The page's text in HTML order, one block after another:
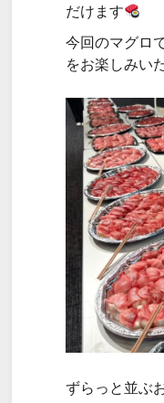
だけます
今回のマグロ
をお楽しみい
ずらっと並ぶ